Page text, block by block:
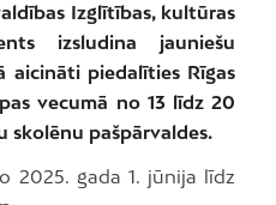
Izglītības, kultūras
izsludina jauniešu
aicināti piedalīties Rīgas
vecumā no 13 līdz 20
skolēnu pašpārvaldes.
2025. gada 1. jūnija līdz